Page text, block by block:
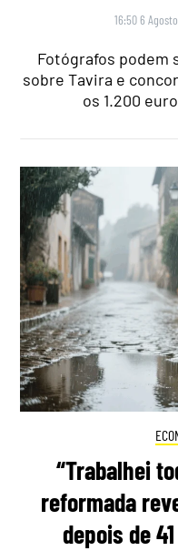
16:50 6
Fotógrafos podem
sobre Tavira e
os 1.200
“Trabalhei
reformada
depois de